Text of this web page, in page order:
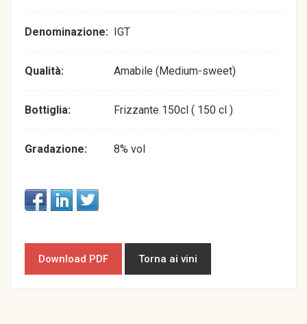
Denominazione: IGT
Qualità: Amabile (Medium-sweet)
Bottiglia: Frizzante 150cl ( 150 cl )
Gradazione: 8% vol
Download PDF Torna ai vini